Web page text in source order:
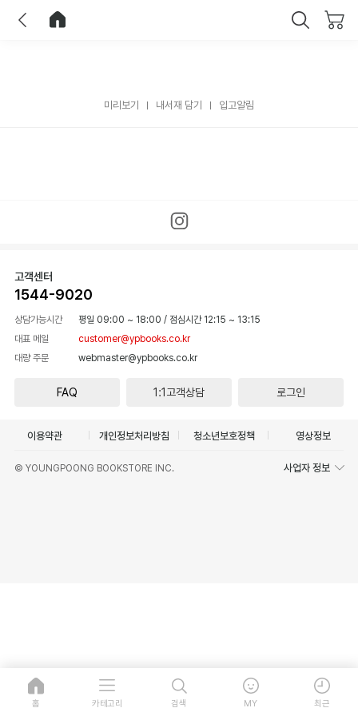
미리보기 내서재 담기 입고알림
고객센터
1544-9020
상담가능시간 평일 09:00 ~ 18:00 / 점심시간 12:15 ~ 13:15
대표 메일
customer@ypbooks.co.kr
대량 주문
webmaster@ypbooks.co.kr
FAQ 1:1고객상담 로그인
이용약관 개인정보처리방침 청소년보호정책 영상정보
© YOUNGPOONG BOOKSTORE INC. 사업자 정보
홈 카테고리 검색 MY 최근